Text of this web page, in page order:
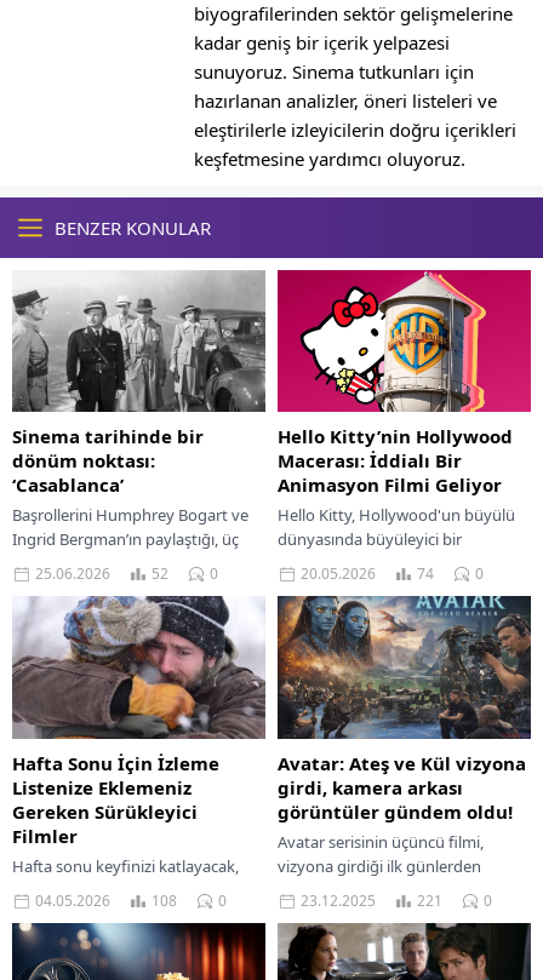
biyografilerinden sektör gelişmelerine
kadar geniş bir içerik yelpazesi
sunuyoruz. Sinema tutkunları için
hazırlanan analizler, öneri listeleri ve
eleştirilerle izleyicilerin doğru içerikleri
keşfetmesine yardımcı oluyoruz.
BENZER KONULAR
Sinema tarihinde bir
dönüm noktası:
‘Casablanca’
Başrollerini Humphrey Bogart ve
Ingrid Bergman’ın paylaştığı, üç
Akademi Ödüllü kült film
Casablanca, aşk, fedakarlık ve
politikanın harmanlandığı
unutulmaz atmosferiyle...
25.06.2026 52 0
Hello Kitty’nin Hollywood
Macerası: İddialı Bir
Animasyon Filmi Geliyor
Hello Kitty, Hollywood'un büyülü
dünyasında büyüleyici bir
animasyon filmi ile geri dönüyor.
Eğlenceli bir macera sizleri bekliyor!
20.05.2026 74 0
Hafta Sonu İçin İzleme
Listenize Eklemeniz
Gereken Sürükleyici
Filmler
Hafta sonu keyfinizi katlayacak,
her anı heyecan dolu, akıcı ve
sürükleyici filmlerle dolu bir izleme
listesi sizi bekliyor.
04.05.2026 108 0
Avatar: Ateş ve Kül vizyona
girdi, kamera arkası
görüntüler gündem oldu!
Avatar serisinin üçüncü filmi,
vizyona girdiği ilk günlerden
itibaren hem salonlardaki ilgiyi
hem de sosyal medyadaki
etkileşimi yeniden yukarı taşıdı....
23.12.2025 221 0